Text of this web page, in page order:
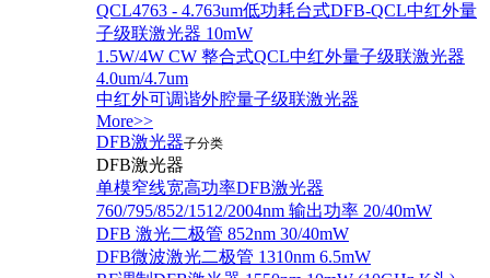
QCL4763 - 4.763um低功耗台式DFB-QCL中红外量
子级联激光器 10mW
1.5W/4W CW 整合式QCL中红外量子级联激光器
4.0um/4.7um
中红外可调谐外腔量子级联激光器
More>>
DFB激光器子分类
DFB激光器
单模窄线宽高功率DFB激光器
760/795/852/1512/2004nm 输出功率 20/40mW
DFB 激光二极管 852nm 30/40mW
DFB微波激光二极管 1310nm 6.5mW